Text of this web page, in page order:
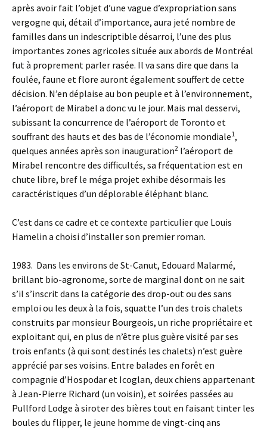
après avoir fait l’objet d’une vague d’expropriation sans
vergogne qui, détail d’importance, aura jeté nombre de
familles dans un indescriptible désarroi, l’une des plus
importantes zones agricoles située aux abords de Montréal
fut à proprement parler rasée. Il va sans dire que dans la
foulée, faune et flore auront également souffert de cette
décision. N’en déplaise au bon peuple et à l’environnement,
l’aéroport de Mirabel a donc vu le jour. Mais mal desservi,
subissant la concurrence de l’aéroport de Toronto et
souffrant des hauts et des bas de l’économie mondiale1,
quelques années après son inauguration2 l’aéroport de
Mirabel rencontre des difficultés, sa fréquentation est en
chute libre, bref le méga projet exhibe désormais les
caractéristiques d’un déplorable éléphant blanc.
C’est dans ce cadre et ce contexte particulier que Louis
Hamelin a choisi d’installer son premier roman.
1983. Dans les environs de St-Canut, Edouard Malarmé,
brillant bio-agronome, sorte de marginal dont on ne sait
s’il s’inscrit dans la catégorie des drop-out ou des sans
emploi ou les deux à la fois, squatte l’un des trois chalets
construits par monsieur Bourgeois, un riche propriétaire et
exploitant qui, en plus de n’être plus guère visité par ses
trois enfants (à qui sont destinés les chalets) n’est guère
apprécié par ses voisins. Entre balades en forêt en
compagnie d’Hospodar et Icoglan, deux chiens appartenant
à Jean-Pierre Richard (un voisin), et soirées passées au
Pullford Lodge à siroter des bières tout en faisant tinter les
boules du flipper, le jeune homme de vingt-cinq ans